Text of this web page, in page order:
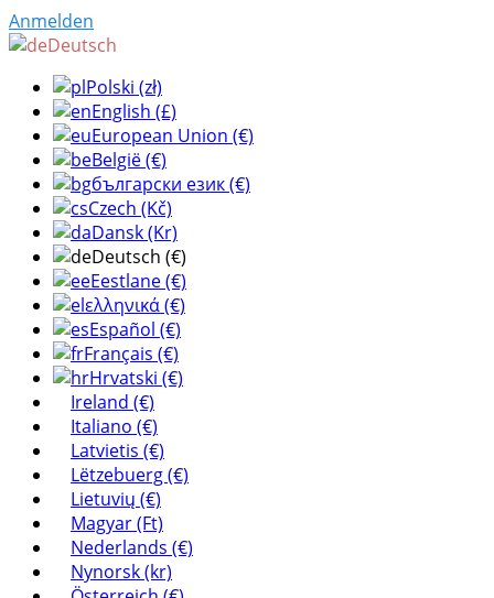
Anmelden
Deutsch
Polski (zł)
English (£)
European Union (€)
België (€)
български език (€)
Czech (Kč)
Dansk (Kr)
Deutsch (€)
Eestlane (€)
ελληνικά (€)
Español (€)
Français (€)
Hrvatski (€)
Ireland (€)
Italiano (€)
Latvietis (€)
Lëtzebuerg (€)
Lietuvių (€)
Magyar (Ft)
Nederlands (€)
Nynorsk (kr)